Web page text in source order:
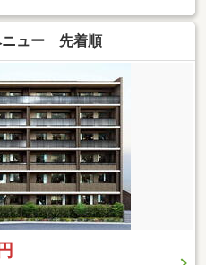
ニュー 先着順